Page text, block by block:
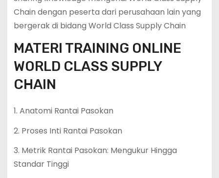
Chain dengan peserta dari perusahaan lain yang
bergerak di bidang World Class Supply Chain
MATERI TRAINING ONLINE
WORLD CLASS SUPPLY
CHAIN
1. Anatomi Rantai Pasokan
2. Proses Inti Rantai Pasokan
3. Metrik Rantai Pasokan: Mengukur Hingga
Standar Tinggi